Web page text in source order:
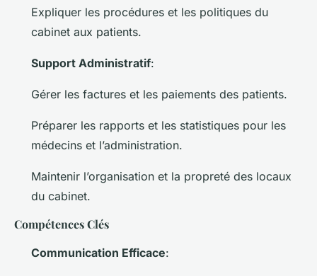
Expliquer les procédures et les politiques du
cabinet aux patients.
Support Administratif:
Gérer les factures et les paiements des patients.
Préparer les rapports et les statistiques pour les
médecins et l’administration.
Maintenir l’organisation et la propreté des locaux
du cabinet.
Compétences Clés
Communication Efficace: